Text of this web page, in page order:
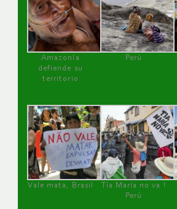
Amazonía
defiende su
territorio
Perú
Vale mata, Brasil
Tía María no va !
Perú